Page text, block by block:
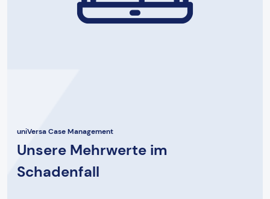
uniVersa Case Management
Unsere Mehrwerte im
Schadenfall